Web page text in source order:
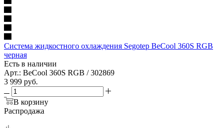
Система жидкостного охлаждения Segotep BeCool 360S RGB
черная
Есть в наличии
Арт.: BeCool 360S RGB / 302869
3 999 руб.
В корзину
Распродажа